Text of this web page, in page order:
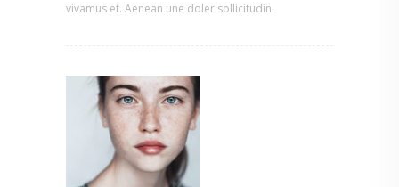
vivamus et. Aenean une doler sollicitudin.